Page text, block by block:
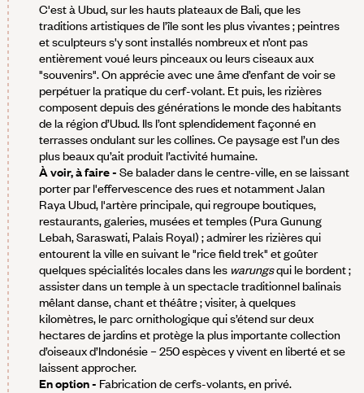
C'est à Ubud, sur les hauts plateaux de Bali, que les
traditions artistiques de l’île sont les plus vivantes ; peintres
et sculpteurs s'y sont installés nombreux et n’ont pas
entièrement voué leurs pinceaux ou leurs ciseaux aux
"souvenirs". On apprécie avec une âme d’enfant de voir se
perpétuer la pratique du cerf-volant. Et puis, les rizières
composent depuis des générations le monde des habitants
de la région d’Ubud. Ils l’ont splendidement façonné en
terrasses ondulant sur les collines. Ce paysage est l’un des
plus beaux qu’ait produit l’activité humaine.
À voir, à faire - Se balader dans le centre-ville, en se laissant
porter par l'effervescence des rues et notamment Jalan
Raya Ubud, l'artère principale, qui regroupe boutiques,
restaurants, galeries, musées et temples (Pura Gunung
Lebah, Saraswati, Palais Royal) ; admirer les rizières qui
entourent la ville en suivant le "rice field trek" et goûter
quelques spécialités locales dans les warungsqui le bordent ;
assister dans un temple à un spectacle traditionnel balinais
mêlant danse, chant et théâtre ; visiter, à quelques
kilomètres, le parc ornithologique qui s’étend sur deux
hectares de jardins et protège la plus importante collection
d’oiseaux d’Indonésie – 250 espèces y vivent en liberté et se
laissent approcher.
En option - Fabrication de cerfs-volants, en privé.